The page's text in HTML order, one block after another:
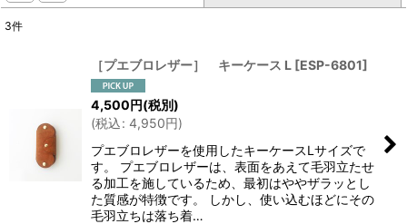
並び順
絞り込む
3件
［プエブロレザー］ キーケース L [ESP-6801]
4,500円(税別)
(税込: 4,950円)
プエブロレザーを使用したキーケースLサイズで
す。 プエブロレザーは、表面をあえて毛羽立たせ
る加工を施しているため、最初はややザラッとし
た質感が特徴です。 しかし、使い込むほどにその
毛羽立ちは落ち着…